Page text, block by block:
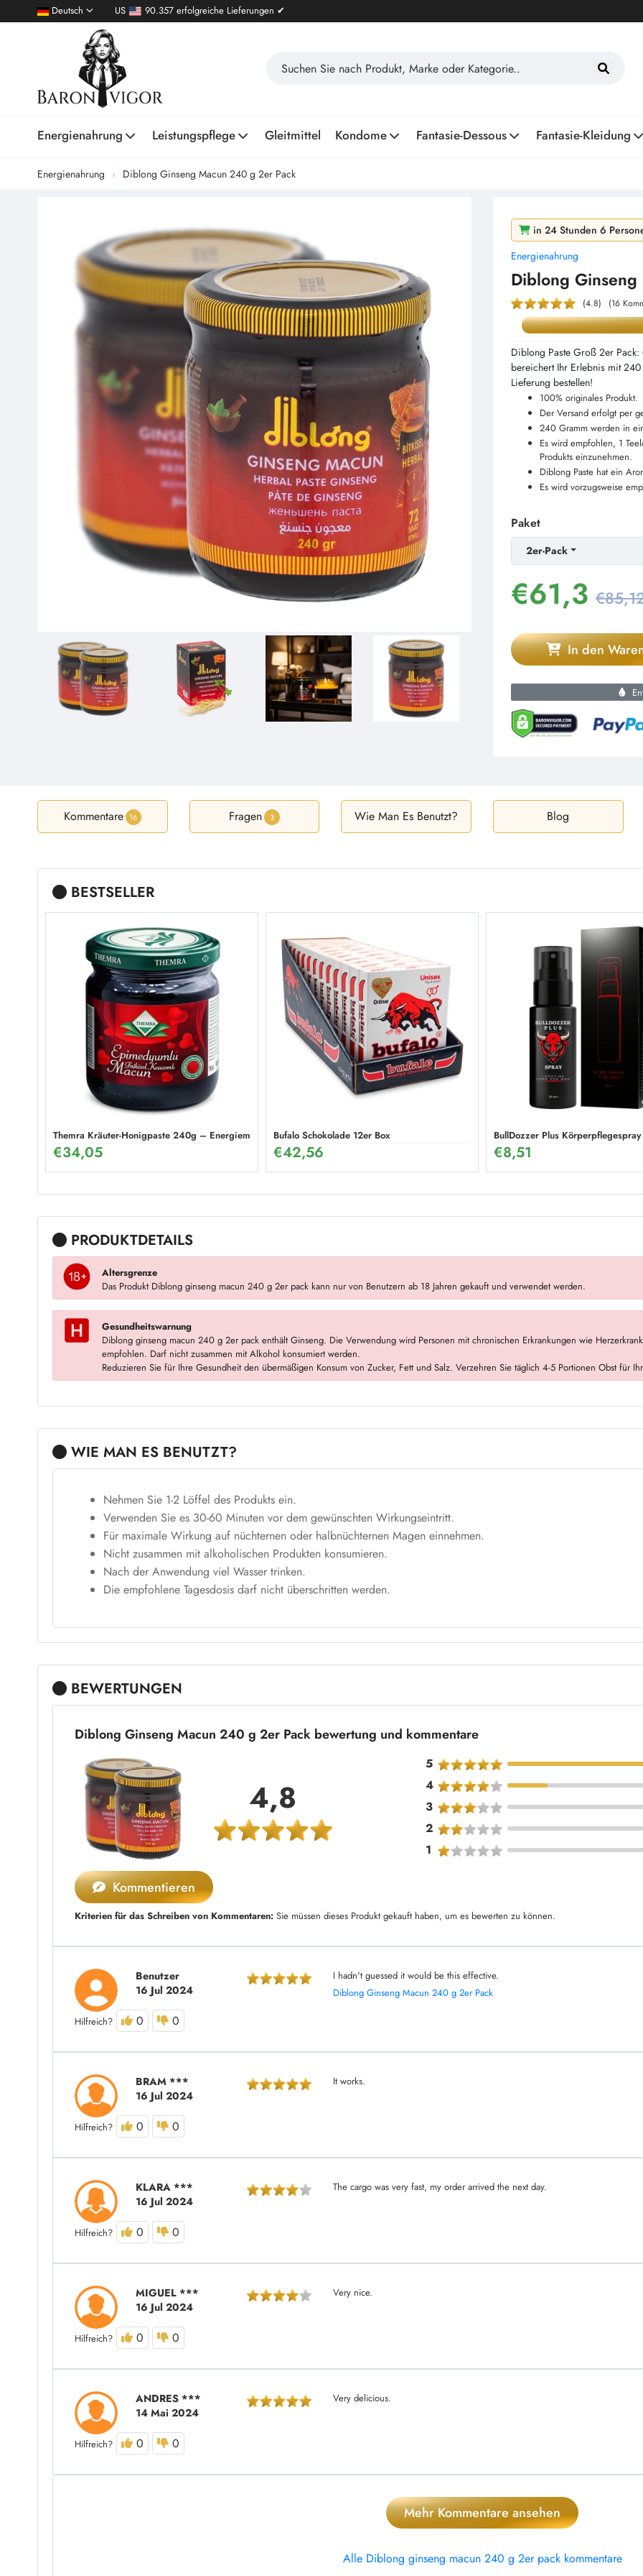
Deutsch US 90.357 erfolgreiche Lieferungen ✔
Energienahrung Leistungspflege Gleitmittel Kondome Fantasie-Dessous Fantasie-Kleidung
Energienahrung Diblong Ginseng Macun 240 g 2er Pack
in 24 Stunden 6
in 2 Tagen 123
Energienahrung
Diblong
(4.8)
(16
Diblong Paste Groß 2er
bereichert Ihr Erlebnis mit
Lieferung bestellen!
100% originales Produkt.
Der Versand erfolgt per
240 Gramm werden in
Es wird empfohlen, 1
Produkts einzunehmen.
Diblong Paste hat ein
Es wird vorzugsweise
Paket
2er-Pack
€61,3
In den
Kommentare 16 Fragen 3 Wie Man Es Benutzt? Blog
BESTSELLER
Themra Kräuter-Honigpaste 240g – Energiemix
€34,05
Bufalo Schokolade 12er Box
€42,56
BullDozzer Plus Körperpflegespray
€8,51
PRODUKTDETAILS
Altersgrenze
Das Produkt Diblong ginseng macun 240 g 2er pack kann nur von Benutzern ab 18 Jahren gekauft und verwendet werden.
Gesundheitswarnung
Diblong ginseng macun 240 g 2er pack enthält Ginseng. Die Verwendung wird Personen mit chronischen Erkrankungen wie
empfohlen. Darf nicht zusammen mit Alkohol konsumiert werden.
Reduzieren Sie für Ihre Gesundheit den übermäßigen Konsum von Zucker, Fett und Salz. Verzehren Sie täglich 4-5 Portionen Obst für
WIE MAN ES BENUTZT?
Nehmen Sie 1-2 Löffel des Produkts ein.
Verwenden Sie es 30-60 Minuten vor dem gewünschten Wirkungseintritt.
Für maximale Wirkung auf nüchternen oder halbnüchternen Magen einnehmen.
Nicht zusammen mit alkoholischen Produkten konsumieren.
Nach der Anwendung viel Wasser trinken.
Die empfohlene Tagesdosis darf nicht überschritten werden.
BEWERTUNGEN
Diblong Ginseng Macun 240 g 2er Pack bewertung und kommentare
4,8
5
4
3
2
1
Kommentieren
Kriterien für das Schreiben von Kommentaren: Sie müssen dieses Produkt gekauft haben, um es bewerten zu können.
Benutzer
16 Jul 2024
I hadn't guessed it would be this effective.
Diblong Ginseng Macun 240 g 2er Pack
Hilfreich? 0 0
BRAM ***
16 Jul 2024
It works.
Hilfreich? 0 0
KLARA ***
16 Jul 2024
The cargo was very fast, my order arrived the next day.
Hilfreich? 0 0
MIGUEL ***
16 Jul 2024
Very nice.
Hilfreich? 0 0
ANDRES ***
14 Mai 2024
Very delicious.
Hilfreich? 0 0
Mehr Kommentare ansehen
Alle Diblong ginseng macun 240 g 2er pack kommentare